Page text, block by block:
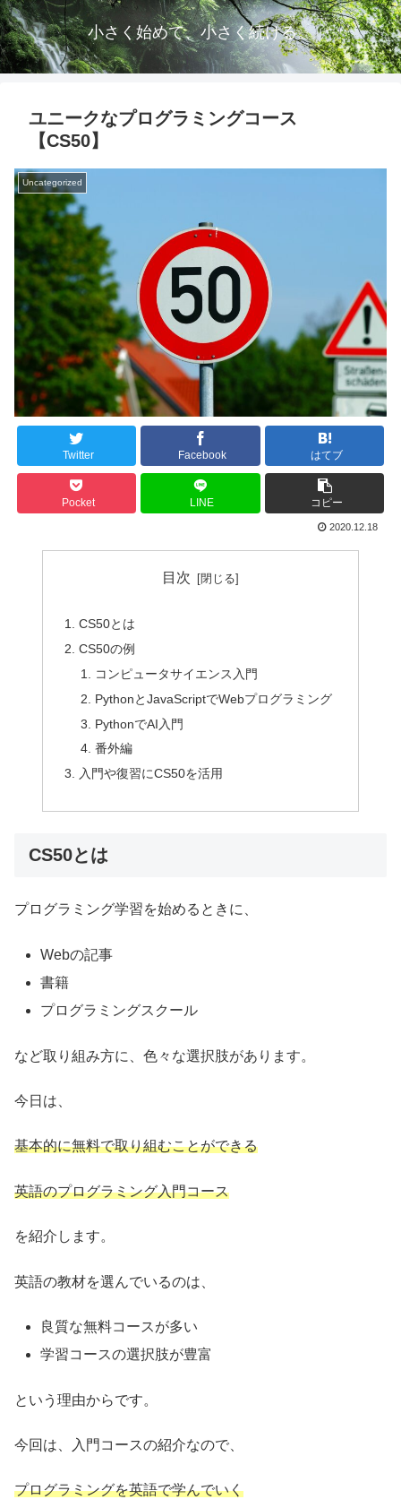
小さく始めて、小さく続ける。
ユニークなプログラミングコース
【CS50】
Uncategorized
Twitter Facebook はてブ
Pocket LINE コピー
2020.12.18
目次
CS50とは
CS50の例
コンピュータサイエンス入門
PythonとJavaScriptでWebプログラミング
PythonでAI入門
番外編
入門や復習にCS50を活用
CS50とは
プログラミング学習を始めるときに、
Webの記事
書籍
プログラミングスクール
など取り組み方に、色々な選択肢があります。
今日は、
基本的に無料で取り組むことができる
英語のプログラミング入門コース
を紹介します。
英語の教材を選んでいるのは、
良質な無料コースが多い
学習コースの選択肢が豊富
という理由からです。
今回は、入門コースの紹介なので、
プログラミングを英語で学んでいく